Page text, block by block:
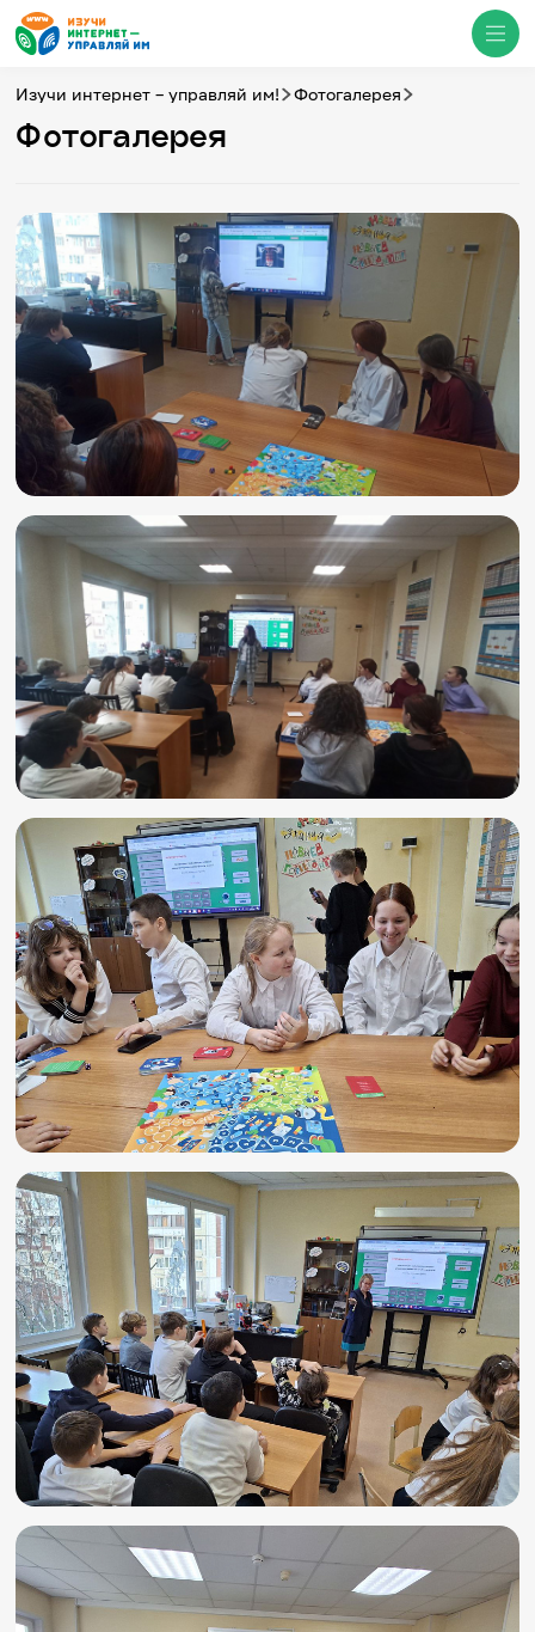
О проекте
Новости
Фотогалерея
Видео
Инфографики
Презентации
Кибершкола
Итоги событий
Личный кабинет
English
События
Итоги событий
Игры и тренажеры
Игра «Знания»
Знания в тестах
Викторина
Словарь
Настолка
Памятки
Комиксы
Стихи
Педагогам
Школа наставников
IT-урок
Методика
Секреты кода
Незрячим
English
Регистрация Вход
Задать вопрос
Изучи интернет – управляй им! Фотогалерея
Фотогалерея